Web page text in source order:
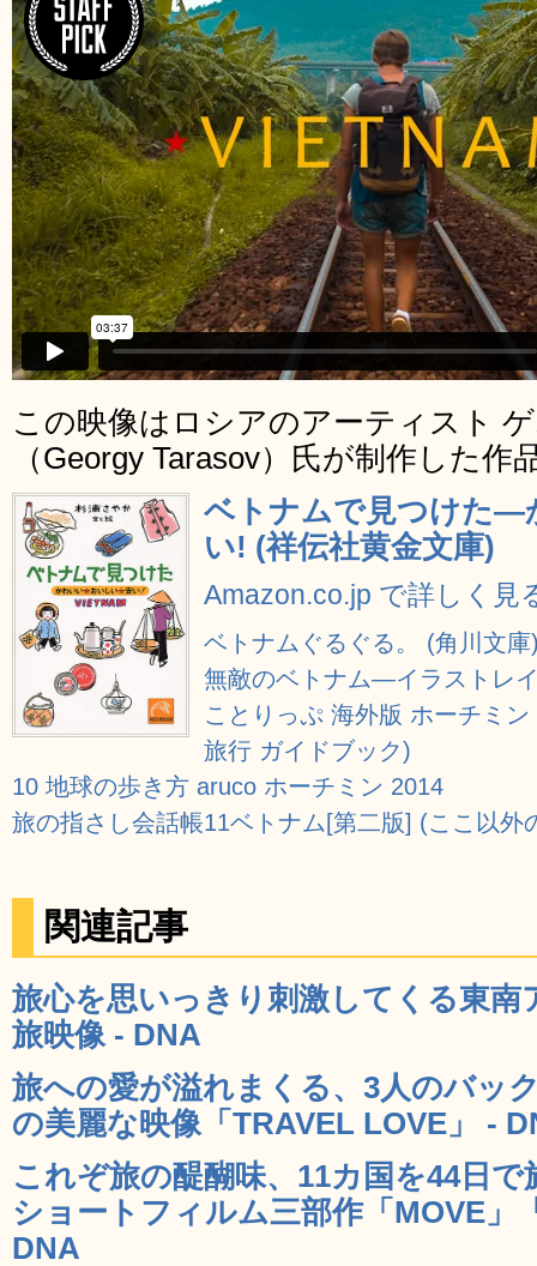
この映像はロシアのアーティスト
（Georgy Tarasov）氏が制作した作
ベトナムで見つけた―
い! (祥伝社黄金文庫)
Amazon.co.jp で詳しく見
ベトナムぐるぐる。 (角川文庫
無敵のベトナム―イラストレ
ことりっぷ 海外版 ホーチミ
旅行 ガイドブック)
10 地球の歩き方 aruco ホーチミン 2014
旅の指さし会話帳11ベトナム[第二版] (ここ以
関連記事
旅心を思いっきり刺激してくる東南
旅映像 - DNA
旅への愛が溢れまくる、3人のバッ
の美麗な映像「TRAVEL LOVE」 -
これぞ旅の醍醐味、11カ国を44日
ショートフィルム三部作「MOVE」
DNA